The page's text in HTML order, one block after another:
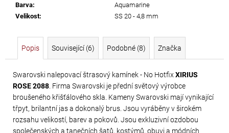
Barva:
Aquamarine
Velikost: SS 20 - 4,8 mm
Popis Související (6) Podobné (8) Značka
Swarovski nalepovací štrasový kamínek - No HotfixXIRIUS
ROSE 2088 . Firma Swarovski je přední světový výrobce
broušeného křišťálového skla. Kameny Swarovski mají vynikající
třpyt, brilantní jas a dokonalý brus. Jsou vyráběny v širokém
rozsahu velikostí, barev a pokovů. Jsou exkluzivní ozdobou
společenských a tanečních šatů, kostýmů, obuvi a módních
KAMÍNKY
GÜTERMANN
HT2
30
G
169
Kč